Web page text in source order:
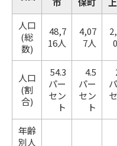
人口
(総
数)
48,7
16人
4,07
7人
人口
(割
合)
54.3
パー
セン
ト
4.5
パー
セン
ト
年齢
別人